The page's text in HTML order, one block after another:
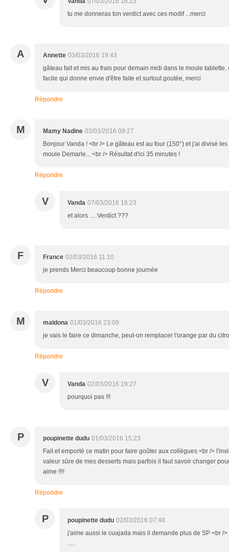
tu me donneras ton verdict avec ces modif ...merci
A Annette 03/03/2016 19:43
gâteau fait et mis au frais pour demain midi dans le moule
facile qui donne envie d'être faite et surtout goutée, merci
Répondre
M Mamy Nadine 03/03/2016 09:27
Bonjour Vanda ! <br /> Le gâteau est au four (150°) et j'ai divisé
moule Demarle... <br /> Résultat d'ici 35 minutes !
Répondre
V Vanda 07/03/2016 16:23
et alors .....Verdict ???
F France 02/03/2016 11:10
je prends Merci beaucoup bonne journée
Répondre
M maldona 01/03/2016 23:09
je vais le faire ce dimanche, peut-on remplacer l'orange par du
Répondre
V Vanda 02/03/2016 19:27
pourquoi pas !!!
P poupinette dudu 01/03/2016 15:23
Fait et emporté ce matin pour faire goûter aux collègues <br />
valeur sûre de mes desserts mais parfois il faut savoir changer
aime !!!!
Répondre
P poupinette dudu 02/03/2016 07:48
j'aime aussi le cuajada mais il demande plus de SP <br /